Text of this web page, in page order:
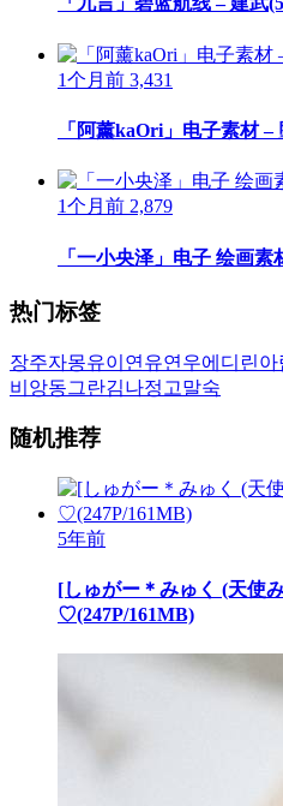
1个月前 3,431
「阿薰kaOri」电子素材 –
1个月前 2,879
「一小央泽」电子 绘画素
热门标签
장주자몽유이 연유연우에디린아
비앙동그란김나정 고말숙
随机推荐
5年前
[しゅがー＊みゅく (天使
♡(247P/161MB)